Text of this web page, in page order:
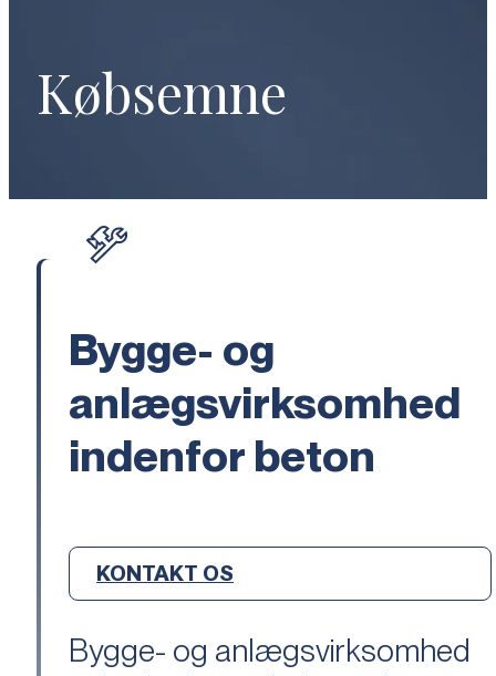
Købsemne
Bygge- og
anlægsvirksomhed
indenfor beton
KONTAKT OS
Bygge- og anlægsvirksomhed